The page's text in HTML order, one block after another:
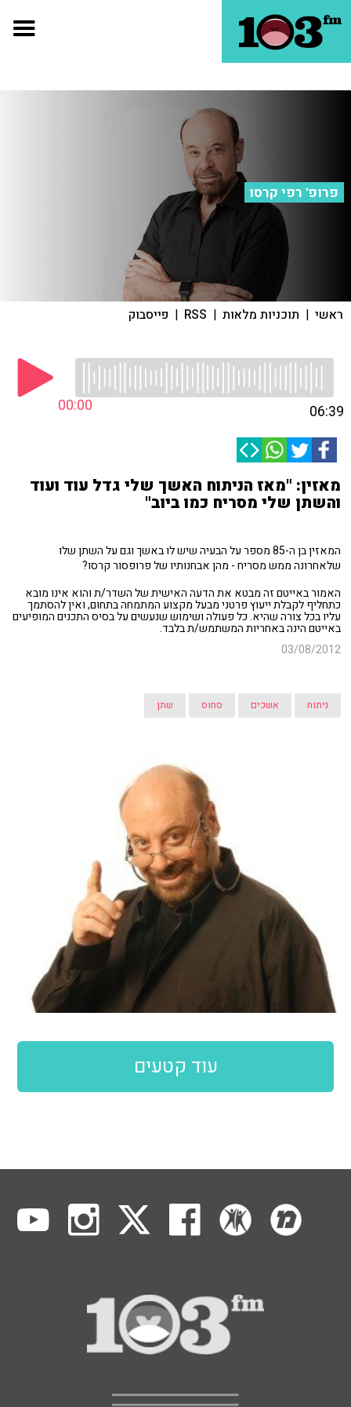
פרופ' רפי קרסו
ראשי | תוכניות מלאות |
RSS
| פייסבוק
00:00 06:39
מאזין: "מאז הניתוח האשך שלי גדל עוד ועוד
והשתן שלי מסריח כמו ביוב"
המאזין בן ה-85 מספר על הבעיה שיש לו באשך וגם על השתן שלו
שלאחרונה ממש מסריח - מהן אבחנותיו של פרופסור קרסו?
האמור באייטם זה מבטא את הדעה האישית של השדר/ת והוא אינו מובא
כתחליף לקבלת ייעוץ פרטני מבעל מקצוע המתמחה בתחום, ואין להסתמך
עליו בכל צורה שהיא. כל פעולה ושימוש שנעשים על בסיס התכנים המופיעים
באייטם הינה באחריות המשתמש/ת בלבד.
03/08/2012
ניתוח אשכים סחוס שתן
עוד קטעים